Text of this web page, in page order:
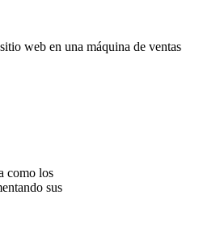
web en una máquina de ventas
como los
sus